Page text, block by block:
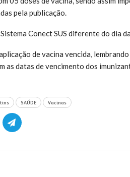
pela publicação.
Conect SUS diferente do dia
de vacina vencida,
as datas de vencimento dos
SAÚDE Vacinas